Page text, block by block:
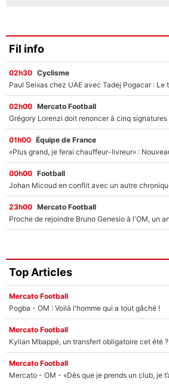
Fil info
02h30 Cyclisme
02h00 Mercato Football
01h00 Équipe de France
00h00 Football
23h00 Mercato Football
Top Articles
Mercato Football
Pogba - OM : Voilà l'homme qui a tout gâché !
Mercato Football
Kylian Mbappé, un transfert obligatoire cet été ?
Mercato Football